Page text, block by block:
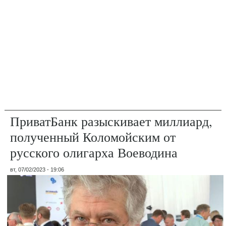
ПриватБанк разыскивает миллиард,
полученный Коломойским от
русского олигарха Воеводина
вт, 07/02/2023 - 19:06